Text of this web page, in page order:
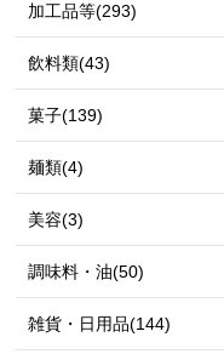
加工品等(293)
飲料類(43)
菓子(139)
麺類(4)
美容(3)
調味料・油(50)
雑貨・日用品(144)